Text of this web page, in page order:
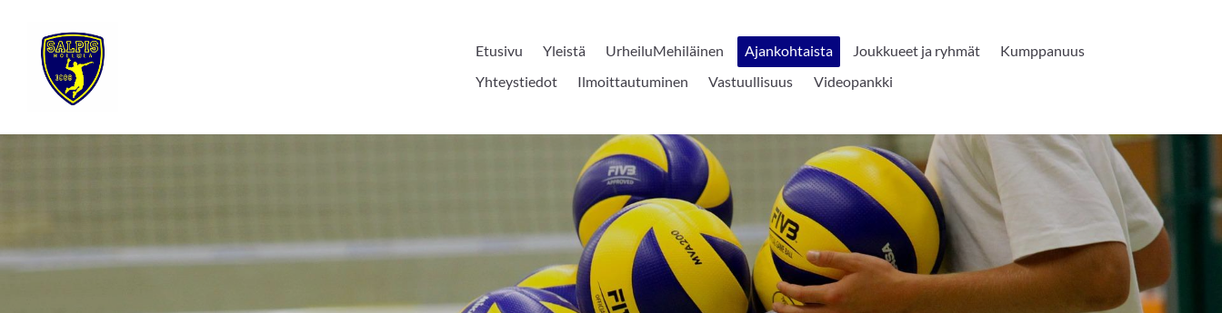
sisältöön
Sivuston etusivulle
Etusivu Yleistä UrheiluMehiläinen Ajankohtaista Joukkueet ja ryhmät
Kumppanuus
Yhteystiedot
Ilmoittautuminen Vastuullisuus Videopankki